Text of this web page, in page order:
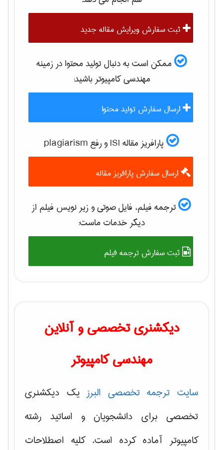
ثبت سفارش ویرایش مقاله جدید
ممکن است به دنبال تولید محتوا در زمینه
مهندسی كامپيوترباشید:
ارسال سفارش تولید محتوا
پارافریز مقاله ISI و رفع plagiarism
ارسال سفارش پارافریز مقاله
ترجمه فیلم، فایل صوتی و زیر نویس فیلم از
دیگر خدمات ماست:
ثبت سفارش ترجمه فیلم
دیکشنری تخصصی و آنلاین
مهندسی کامپیوتر
سایت ترجمه تخصصی البرزیک دیکشنری
تخصصی برای دانشجویان و اساتید رشته
کامپیوتر آماده کرده است. کلیه اصطلاحات